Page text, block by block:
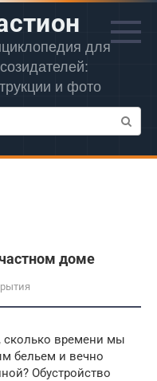
для
и фото
доме
сколько времени мы
бельем и вечно
Обустройство